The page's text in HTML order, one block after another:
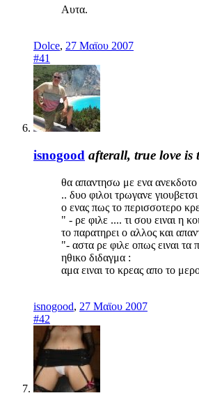
Αυτα.
Dolce, 27 Μαϊου 2007
#41
isnogood afterall, true love is
θα απαντησω με ενα ανεκδοτο
.. δυο φιλοι τρωγανε
ο ενας πως το περισσοτερο
" - ρε φιλε .... τι σου ειναι η
το παρατηρει ο αλλος και
"- αστα ρε φιλε οπως ειναι τα
ηθικο διδαγμα :
αμα ειναι το κρεας απο το
isnogood, 27 Μαϊου 2007
#42